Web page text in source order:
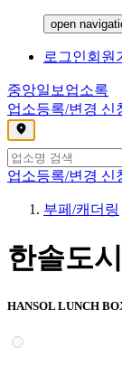
open
로그인회원
중앙일보 업소록
업소등록/변경 신
,
업소등록/변경 신
부페/캐더링
한솔도
HANSOL LUNCH